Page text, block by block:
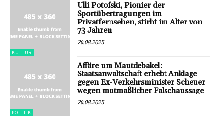
KULTUR
Ulli Potofski, Pionier der
Sportübertragungen im
Privatfernsehen, stirbt im Alter von
73 Jahren
20.08.2025
POLITIK
Affäre um Mautdebakel:
Staatsanwaltschaft erhebt Anklage
gegen Ex-Verkehrsminister Scheuer
wegen mutmaßlicher Falschaussage
20.08.2025